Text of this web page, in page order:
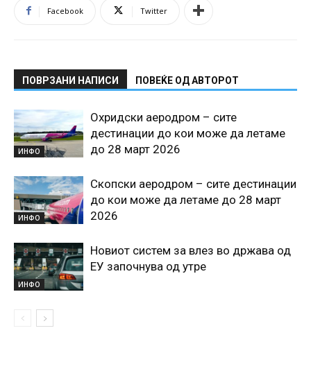
Facebook Twitter
ПОВРЗАНИ НАПИСИ ПОВЕЌЕ ОД АВТОРОТ
ИНФО
Охридски аеродром – сите
дестинации до кои може да летаме
до 28 март 2026
ИНФО
Скопски аеродром – сите дестинации
до кои може да летаме до 28 март
2026
ИНФО
Новиот систем за влез во држава од
ЕУ започнува од утре